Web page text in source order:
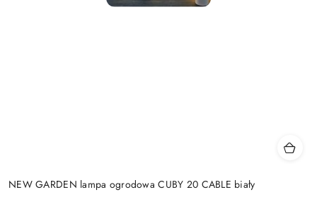
NEW GARDEN lampa ogrodowa CUBY 20 CABLE biały